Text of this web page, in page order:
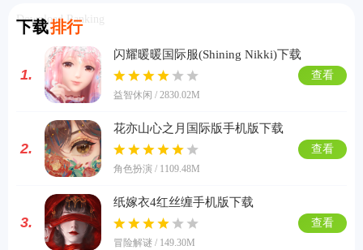
下载排行
Download Ranking
1.
闪耀暖暖国际服(Shining Nikki)下载
益智休闲 / 2830.02M
查看
2.
花亦山心之月国际版手机版下载
角色扮演 / 1109.48M
查看
3.
纸嫁衣4红丝缠手机版下载
冒险解谜 / 149.30M
查看